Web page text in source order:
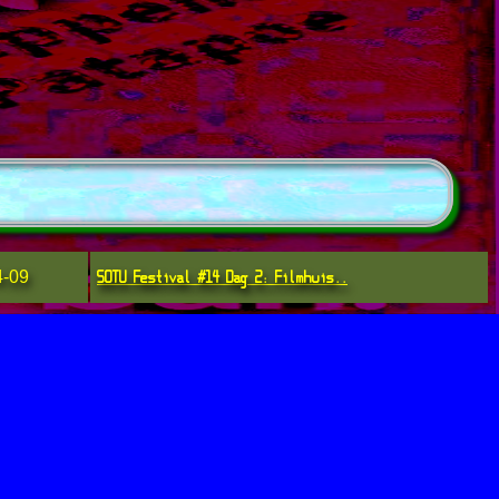
09 SOTU Festival #14 Dag 2: Filmhuis..